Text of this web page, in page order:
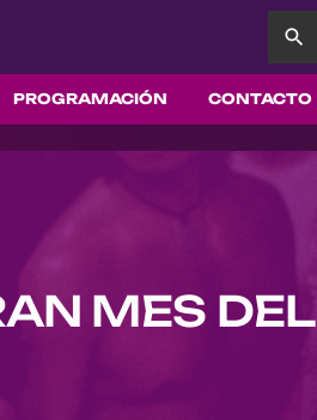
PROGRAMACIÓN CONTACTO
search
MES DEL